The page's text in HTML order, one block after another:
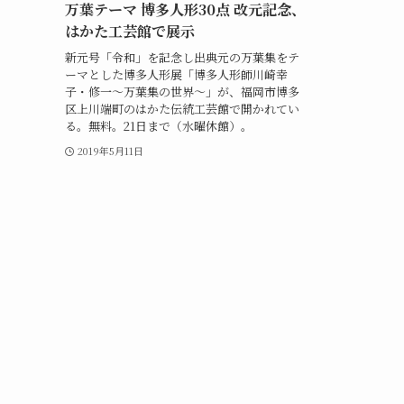
万葉テーマ 博多人形30点 改元記念、
はかた工芸館で展示
新元号「令和」を記念し出典元の万葉集をテ
ーマとした博多人形展「博多人形師川崎幸
子・修一～万葉集の世界～」が、福岡市博多
区上川端町のはかた伝統工芸館で開かれてい
る。無料。21日まで（水曜休館）。
2019年5月11日